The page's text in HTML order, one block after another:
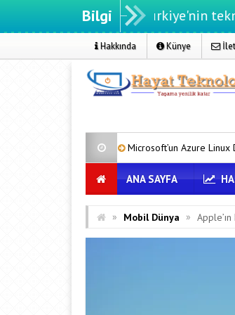
Bilgi
- Türkiye'nin teknoloji
Hakkında Künye
Microsoft’un Azure Linux Dağıtımı Windows’a
ANA SAYFA
» Mobil Dünya »